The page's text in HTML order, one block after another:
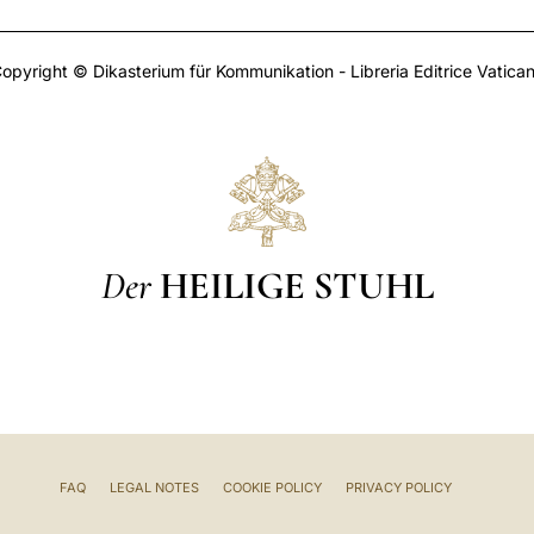
© Dikasterium für Kommunikation - Libreria Editrice
Der HEILIGE STUHL
FAQ LEGAL NOTES COOKIE POLICY PRIVACY POLICY